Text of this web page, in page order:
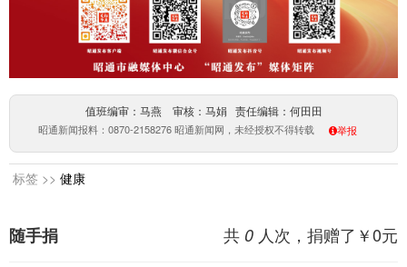
值班编审：马燕 审核：马娟 责任编辑：何田田
昭通新闻报料：0870-2158276 昭通新闻网，未经授权不得转载 举报
标签 >> 健康
共 0 人次，捐赠了￥0元
随手捐